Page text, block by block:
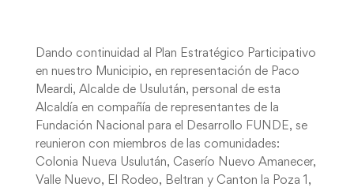
Dando continuidad al Plan Estratégico Participativo
en nuestro Municipio, en representación de Paco
Meardi, Alcalde de Usulután, personal de esta
Alcaldía en compañía de representantes de la
Fundación Nacional para el Desarrollo FUNDE, se
reunieron con miembros de las comunidades:
Colonia Nueva Usulután, Caserío Nuevo Amanecer,
Valle Nuevo, El Rodeo, Beltran y Canton la Poza 1,